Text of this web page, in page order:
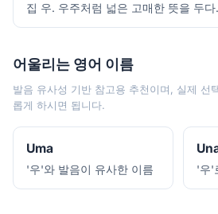
집 우. 우주처럼 넓은 고매한 뜻을 두다.
어울리는 영어 이름
발음 유사성 기반 참고용 추천이며, 실제 선
롭게 하시면 됩니다.
Uma
'우'와 발음이 유사한 이름 '우'